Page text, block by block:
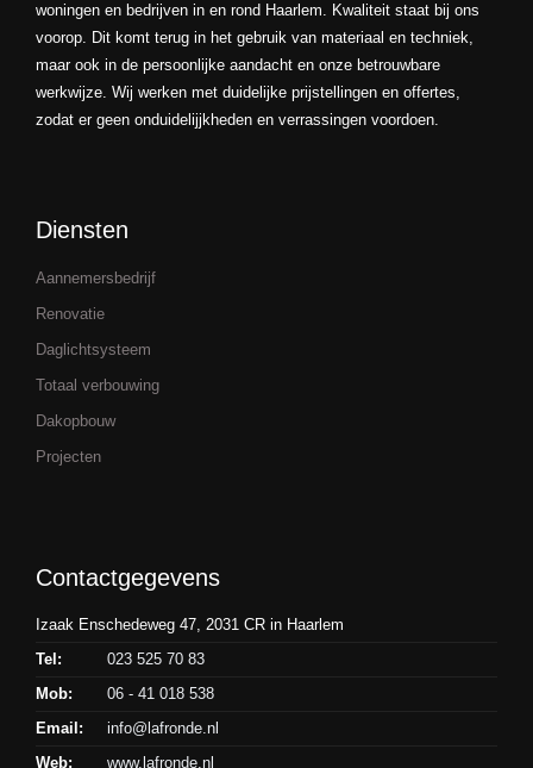
woningen en bedrijven in en rond Haarlem. Kwaliteit staat bij ons
voorop. Dit komt terug in het gebruik van materiaal en techniek,
maar ook in de persoonlijke aandacht en onze betrouwbare
werkwijze. Wij werken met duidelijke prijstellingen en offertes,
zodat er geen onduidelijjkheden en verrassingen voordoen.
Diensten
Aannemersbedrijf
Renovatie
Daglichtsysteem
Totaal verbouwing
Dakopbouw
Projecten
Contactgegevens
Izaak Enschedeweg 47, 2031 CR in Haarlem
Tel:
023 525 70 83
Mob:
06 - 41 018 538
Email:
info@lafronde.nl
Web:
www.lafronde.nl